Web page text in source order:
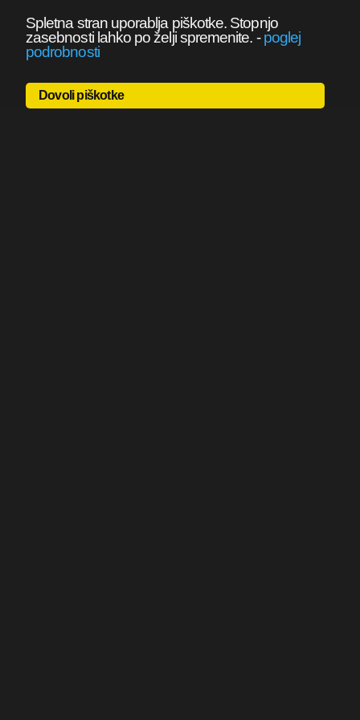
Spletna stran uporablja piškotke. Stopnjo
zasebnosti lahko po želji spremenite. -poglej
podrobnosti
Dovoli piškotke